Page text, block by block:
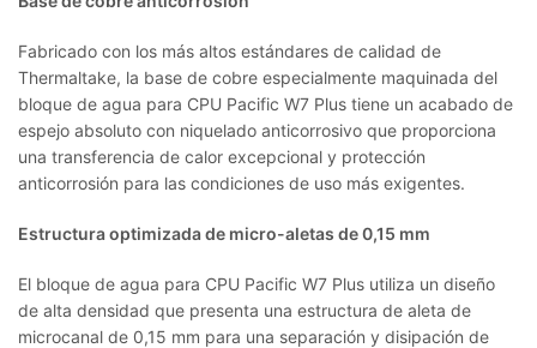
Fabricado con los más altos estándares de calidad de
Thermaltake, la base de cobre especialmente maquinada del
bloque de agua para CPU Pacific W7 Plus tiene un acabado de
espejo absoluto con niquelado anticorrosivo que proporciona
una transferencia de calor excepcional y protección
anticorrosión para las condiciones de uso más exigentes.
Estructura optimizada de micro-aletas de 0,15 mm
El bloque de agua para CPU Pacific W7 Plus utiliza un diseño
de alta densidad que presenta una estructura de aleta de
microcanal de 0,15 mm para una separación y disipación de